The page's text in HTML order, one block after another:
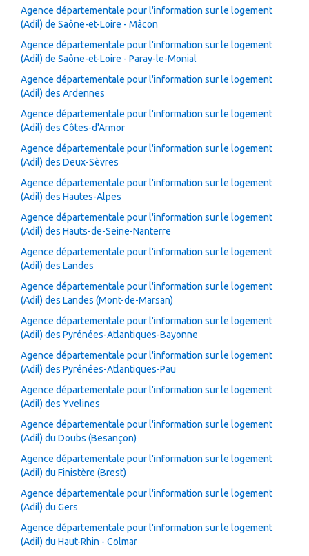
Agence départementale pour l'information sur le logement
(Adil) de Saône-et-Loire - Mâcon
Agence départementale pour l'information sur le logement
(Adil) de Saône-et-Loire - Paray-le-Monial
Agence départementale pour l'information sur le logement
(Adil) des Ardennes
Agence départementale pour l'information sur le logement
(Adil) des Côtes-d'Armor
Agence départementale pour l'information sur le logement
(Adil) des Deux-Sèvres
Agence départementale pour l'information sur le logement
(Adil) des Hautes-Alpes
Agence départementale pour l'information sur le logement
(Adil) des Hauts-de-Seine-Nanterre
Agence départementale pour l'information sur le logement
(Adil) des Landes
Agence départementale pour l'information sur le logement
(Adil) des Landes (Mont-de-Marsan)
Agence départementale pour l'information sur le logement
(Adil) des Pyrénées-Atlantiques-Bayonne
Agence départementale pour l'information sur le logement
(Adil) des Pyrénées-Atlantiques-Pau
Agence départementale pour l'information sur le logement
(Adil) des Yvelines
Agence départementale pour l'information sur le logement
(Adil) du Doubs (Besançon)
Agence départementale pour l'information sur le logement
(Adil) du Finistère (Brest)
Agence départementale pour l'information sur le logement
(Adil) du Gers
Agence départementale pour l'information sur le logement
(Adil) du Haut-Rhin - Colmar